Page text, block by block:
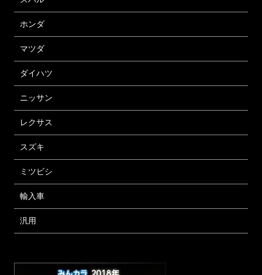
ホンダ
マツダ
ダイハツ
ニッサン
レクサス
スズキ
ミツビシ
輸入車
汎用